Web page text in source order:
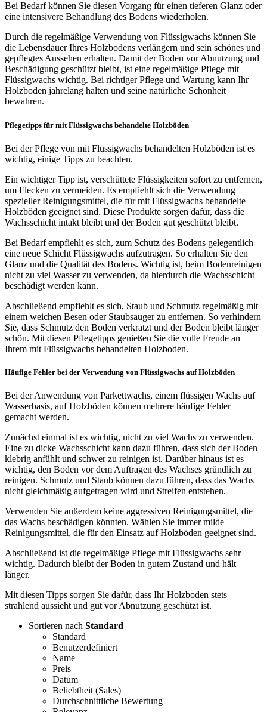
Bei Bedarf können Sie diesen Vorgang für einen tieferen Glanz oder
eine intensivere Behandlung des Bodens wiederholen.
Durch die regelmäßige Verwendung von Flüssigwachs können Sie
die Lebensdauer Ihres Holzbodens verlängern und sein schönes und
gepflegtes Aussehen erhalten. Damit der Boden vor Abnutzung und
Beschädigung geschützt bleibt, ist eine regelmäßige Pflege mit
Flüssigwachs wichtig. Bei richtiger Pflege und Wartung kann Ihr
Holzboden jahrelang halten und seine natürliche Schönheit
bewahren.
Pflegetipps für mit Flüssigwachs behandelte Holzböden
Bei der Pflege von mit Flüssigwachs behandelten Holzböden ist es
wichtig, einige Tipps zu beachten.
Ein wichtiger Tipp ist, verschüttete Flüssigkeiten sofort zu entfernen,
um Flecken zu vermeiden. Es empfiehlt sich die Verwendung
spezieller Reinigungsmittel, die für mit Flüssigwachs behandelte
Holzböden geeignet sind. Diese Produkte sorgen dafür, dass die
Wachsschicht intakt bleibt und der Boden gut geschützt bleibt.
Bei Bedarf empfiehlt es sich, zum Schutz des Bodens gelegentlich
eine neue Schicht Flüssigwachs aufzutragen. So erhalten Sie den
Glanz und die Qualität des Bodens. Wichtig ist, beim Bodenreinigen
nicht zu viel Wasser zu verwenden, da hierdurch die Wachsschicht
beschädigt werden kann.
Abschließend empfiehlt es sich, Staub und Schmutz regelmäßig mit
einem weichen Besen oder Staubsauger zu entfernen. So verhindern
Sie, dass Schmutz den Boden verkratzt und der Boden bleibt länger
schön. Mit diesen Pflegetipps genießen Sie die volle Freude an
Ihrem mit Flüssigwachs behandelten Holzboden.
Häufige Fehler bei der Verwendung von Flüssigwachs auf Holzböden
Bei der Anwendung von Parkettwachs, einem flüssigen Wachs auf
Wasserbasis, auf Holzböden können mehrere häufige Fehler
gemacht werden.
Zunächst einmal ist es wichtig, nicht zu viel Wachs zu verwenden.
Eine zu dicke Wachsschicht kann dazu führen, dass sich der Boden
klebrig anfühlt und schwer zu reinigen ist. Darüber hinaus ist es
wichtig, den Boden vor dem Auftragen des Wachses gründlich zu
reinigen. Schmutz und Staub können dazu führen, dass das Wachs
nicht gleichmäßig aufgetragen wird und Streifen entstehen.
Verwenden Sie außerdem keine aggressiven Reinigungsmittel, die
das Wachs beschädigen könnten. Wählen Sie immer milde
Reinigungsmittel, die für den Einsatz auf Holzböden geeignet sind.
Abschließend ist die regelmäßige Pflege mit Flüssigwachs sehr
wichtig. Dadurch bleibt der Boden in gutem Zustand und hält
länger.
Mit diesen Tipps sorgen Sie dafür, dass Ihr Holzboden stets
strahlend aussieht und gut vor Abnutzung geschützt ist.
Sortieren nach Standard
Standard
Benutzerdefiniert
Name
Preis
Datum
Beliebtheit (Sales)
Durchschnittliche Bewertung